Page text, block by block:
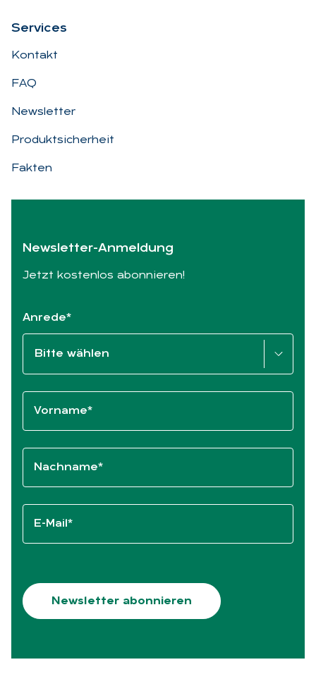
Ser­vices
Kontakt
FAQ
Newsletter
Produktsicherheit
Fakten
News­let­ter-An­mel­dung
Jetzt kostenlos abonnieren!
Anrede*
Vorname*
Nachname*
E-Mail*
Newsletter abonnieren